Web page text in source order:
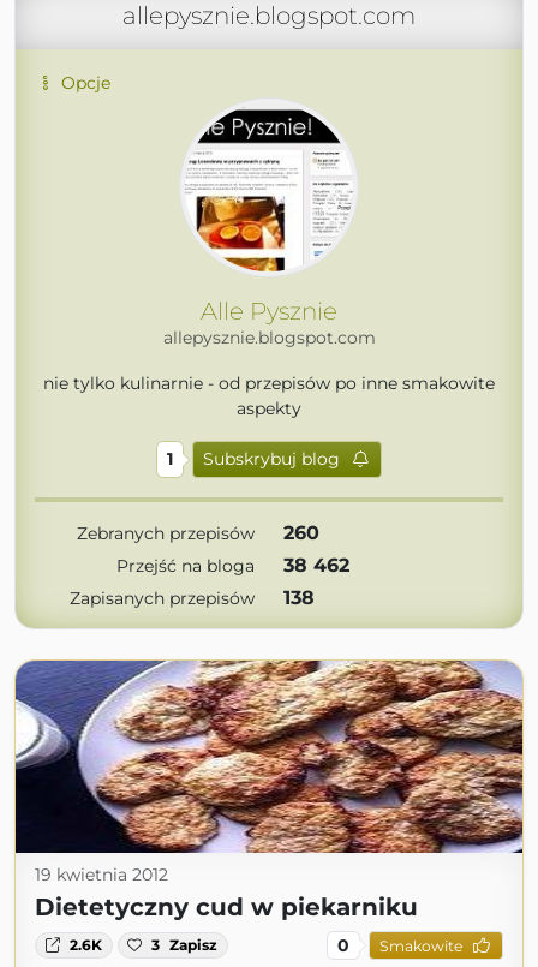
allepysznie.blogspot.com
Opcje
Alle Pysznie
allepysznie.blogspot.com
nie tylko kulinarnie - od przepisów po inne smakowite
aspekty
1 Subskrybuj blog
Zebranych przepisów 260
Przejść na bloga 38 462
Zapisanych przepisów 138
19 kwietnia 2012
Dietetyczny cud w piekarniku
2.6K 3 Zapisz 0 Smakowite